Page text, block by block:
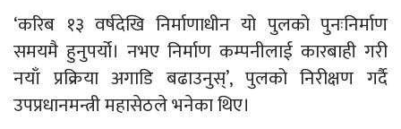
‘करिब १३ वर्षदेखि निर्माणाधीन यो पुलको पुनःनिर्माण
समयमै हुनुपर्यो। नभए निर्माण कम्पनीलाई कारबाही गरी
नयाँ प्रक्रिया अगाडि बढाउनुस्’, पुलको निरीक्षण गर्दै
उपप्रधानमन्त्री महासेठले भनेका थिए।